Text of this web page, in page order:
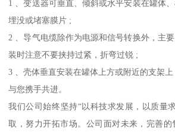
1 、变送器可垂直、倾斜或水平安装在罐体
埋没或堵塞膜片 ;
2 、导气电缆除作为电源和信号转换外，主
装时注意不要挟持过紧，折弯过锐 ;
3 、壳体垂直安装在罐体上方或附近的支架
与您携手共进。
我们公司始终坚持“以科技求发展，以质量
取，努力开拓市场。公司面对未来，完善